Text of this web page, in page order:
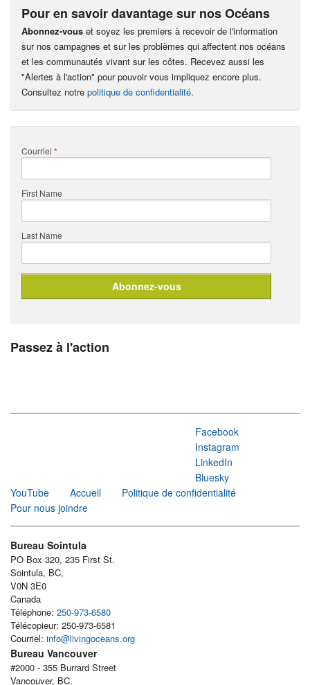
Pour en savoir davantage sur nos Océans
Abonnez-vous et soyez les premiers à recevoir de l'information
sur nos campagnes et sur les problèmes qui affectent nos océans
et les communautés vivant sur les côtes. Recevez aussi les
"Alertes à l'action" pour pouvoir vous impliquez encore plus.
Consultez notre politique de confidentialité.
Courriel *
First Name
Last Name
Passez à l'action
Facebook
Instagram
LinkedIn
Bluesky
YouTube
Accueil
Politique de confidentialité
Pour nous joindre
Bureau Sointula
PO Box 320, 235 First St.
Sointula, BC,
V0N 3E0
Canada
Téléphone: 250-973-6580
Télécopieur: 250-973-6581
Courriel: info@livingoceans.org
Bureau Vancouver
#2000 - 355 Burrard Street
Vancouver, BC,